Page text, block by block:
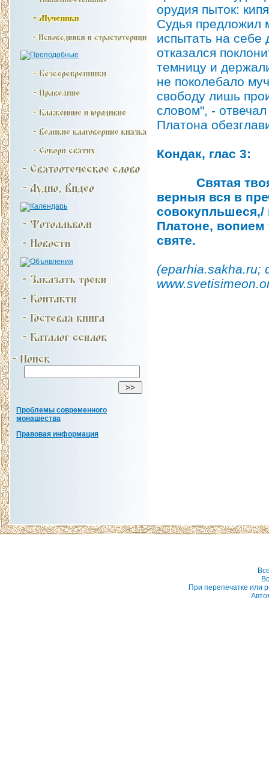
Проблемы современного
монашества
Правовая информация
орудия пыток:
Судья предложил
испытать на себе
отказался
темницу и
не поколебало
свободу лишь
словом", -
Платона
Кондак, глас 3:
Святая твоя
верныя вся в
совокупльшеся,/
Платоне, вопием
святе.
(eparhia.sakha.ru;
При перепечатке или